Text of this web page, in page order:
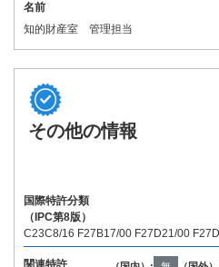
名前
知的財産室 管理担当
その他の情報
国際特許分類
（IPC第8版）
C23C8/16 F27B17/00 F27D21/00
関連特許